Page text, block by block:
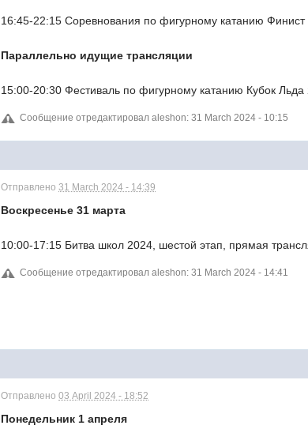
16:45-22:15 Соревнования по фигурному катанию
Параллельно идущие трансляции
15:00-20:30 Фестиваль по фигурному катанию Кубок
Сообщение отредактировал aleshon: 31 March 2024 - 10:15
Отправлено31 March 2024 - 14:39
Воскресенье 31 марта
10:00-17:15 Битва школ 2024, шестой этап, прямая
Сообщение отредактировал aleshon: 31 March 2024 - 14:41
Отправлено03 April 2024 - 18:52
Понедельник 1 апреля